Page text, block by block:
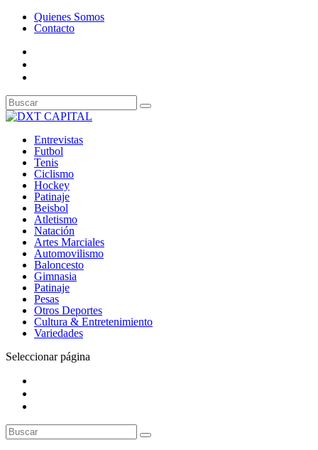
Quienes Somos
Contacto
Entrevistas
Futbol
Tenis
Ciclismo
Hockey
Patinaje
Beisbol
Atletismo
Natación
Artes Marciales
Automovilismo
Baloncesto
Gimnasia
Patinaje
Pesas
Otros Deportes
Cultura & Entretenimiento
Variedades
Seleccionar página